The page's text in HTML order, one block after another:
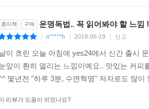
날 이 책의 저자는 40대 어머니와 10대 딸
운을 나타내는 명궁이 거울처럼 맑게 빛나고
이는 어떻게 관상이 바뀌고 운이 바뀌게 되
가짐이 뒷받침되지 않으면 소용없다고 말하
종이책 구매 운명독법.. 꼭 읽어봐야 할 느낌
a*****h 2019-06-19 신고
이 흐린 오늘 아침에 yes24에서 신간 출시
앞이 환히 열리는 느낌이예요.. 맛있는 커
몇년전 "하루 3분, 수면혁명" 저자로도 많
리뷰가 도움이 되었나요?